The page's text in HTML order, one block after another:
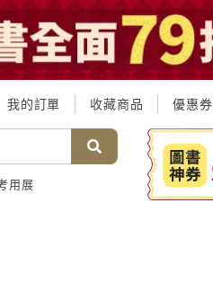
我的訂單 收藏商品 優惠券
用展